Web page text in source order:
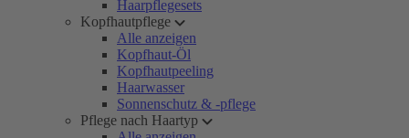
Haarpflegesets
Kopfhautpflege
Alle anzeigen
Kopfhaut-Öl
Kopfhautpeeling
Haarwasser
Sonnenschutz & -pflege
Pflege nach Haartyp